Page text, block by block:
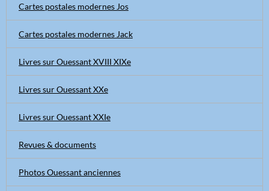
Cartes postales modernes Jos
Cartes postales modernes Jack
Livres sur Ouessant XVIII XIXe
Livres sur Ouessant XXe
Livres sur Ouessant XXIe
Revues & documents
Photos Ouessant anciennes